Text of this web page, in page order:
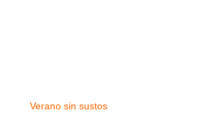
Verano sin sustos